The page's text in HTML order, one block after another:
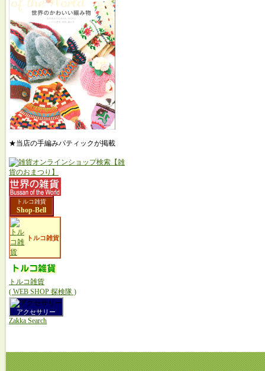
★当店の手編みパティックが掲載
トルコ雑貨
Shop-Bell
トルコ雑貨
トルコ雑貨
( WEB SHOP 探検隊 )
アクセサリー
Zakka Search